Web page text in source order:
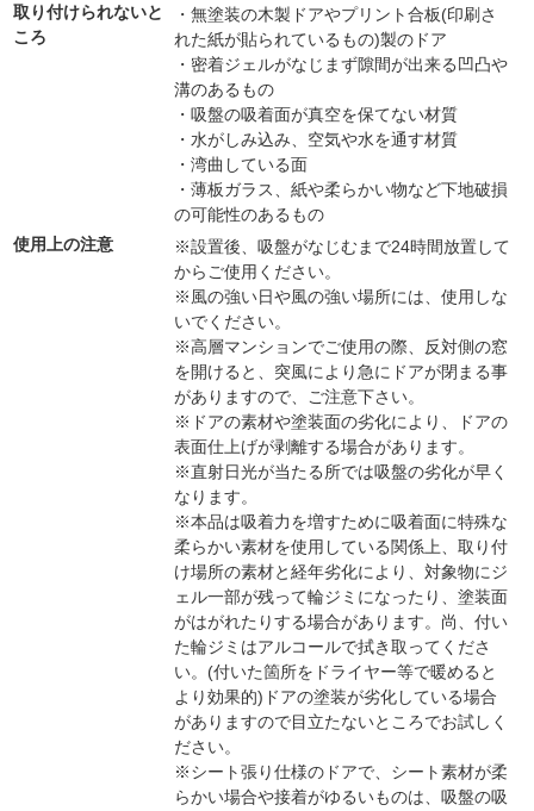
取り付けられないと
ころ
・無塗装の木製ドアやプリント合板(印刷さ
れた紙が貼られているもの)製のドア
・密着ジェルがなじまず隙間が出来る凹凸や
溝のあるもの
・吸盤の吸着面が真空を保てない材質
・水がしみ込み、空気や水を通す材質
・湾曲している面
・薄板ガラス、紙や柔らかい物など下地破損
の可能性のあるもの
使用上の注意
※設置後、吸盤がなじむまで24時間放置して
からご使用ください。
※風の強い日や風の強い場所には、使用しな
いでください。
※高層マンションでご使用の際、反対側の窓
を開けると、突風により急にドアが閉まる事
がありますので、ご注意下さい。
※ドアの素材や塗装面の劣化により、ドアの
表面仕上げが剥離する場合があります。
※直射日光が当たる所では吸盤の劣化が早く
なります。
※本品は吸着力を増すために吸着面に特殊な
柔らかい素材を使用している関係上、取り付
け場所の素材と経年劣化により、対象物にジ
ェル一部が残って輪ジミになったり、塗装面
がはがれたりする場合があります。尚、付い
た輪ジミはアルコールで拭き取ってくださ
い。(付いた箇所をドライヤー等で暖めると
より効果的)ドアの塗装が劣化している場合
がありますので目立たないところでお試しく
ださい。
※シート張り仕様のドアで、シート素材が柔
らかい場合や接着がゆるいものは、吸盤の吸